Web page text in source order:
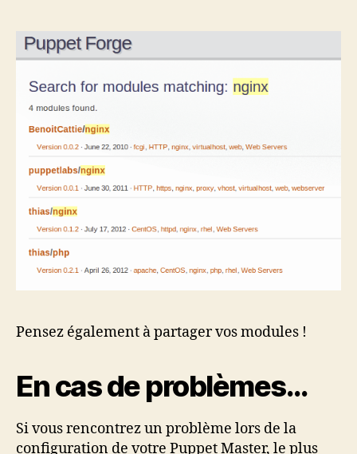
Pensez également à partager vos modules !
En cas de problèmes…
Si vous rencontrez un problème lors de la
configuration de votre Puppet Master, le plus